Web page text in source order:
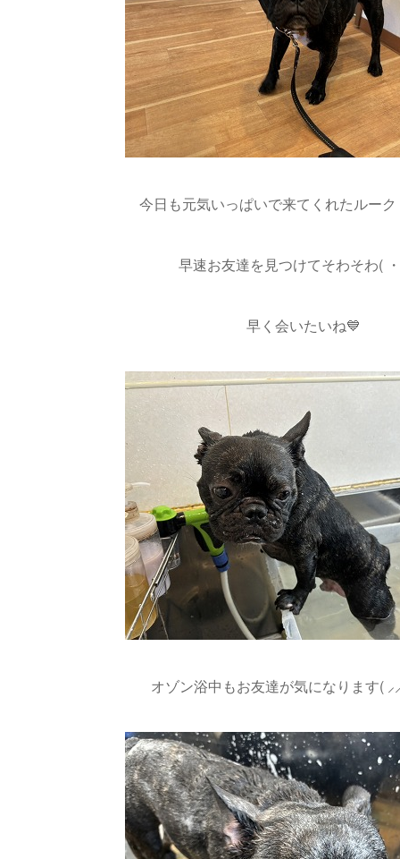
今日も元気いっぱいで来てくれたルー
早速お友達を見つけてそわそわ(
早く会いたいね💙
オゾン浴中もお友達が気になります(